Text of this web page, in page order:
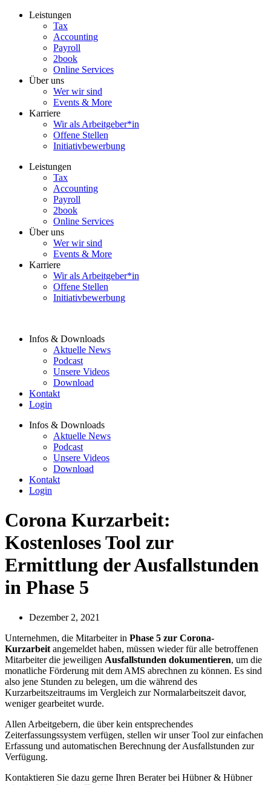
Zum
Leistungen
Tax
Accounting
Payroll
2book
Online Services
Über uns
Wer wir sind
Events & More
Karriere
Wir als Arbeitgeber*in
Offene Stellen
Initiativbewerbung
Leistungen
Tax
Accounting
Payroll
2book
Online Services
Über uns
Wer wir sind
Events & More
Karriere
Wir als Arbeitgeber*in
Offene Stellen
Initiativbewerbung
Infos & Downloads
Aktuelle News
Podcast
Unsere Videos
Download
Kontakt
Login
Infos & Downloads
Aktuelle News
Podcast
Unsere Videos
Download
Kontakt
Login
Corona Kurzarbeit:
Kostenloses Tool zur
Ermittlung der Ausfallstunden
in Phase 5
Dezember 2, 2021
Unternehmen, die Mitarbeiter in Phase 5 zur Corona-
Kurzarbeit angemeldet haben, müssen wieder für alle betroffenen
Mitarbeiter die jeweiligen Ausfallstunden dokumentieren, um die
monatliche Förderung mit dem AMS abrechnen zu können. Es sind
also jene Stunden zu belegen, um die während des
Kurzarbeitszeitraums im Vergleich zur Normalarbeitszeit davor,
weniger gearbeitet wurde.
Allen Arbeitgebern, die über kein entsprechendes
Zeiterfassungssystem verfügen, stellen wir unser Tool zur einfachen
Erfassung und automatischen Berechnung der Ausfallstunden zur
Verfügung.
Kontaktieren Sie dazu gerne Ihren Berater bei Hübner & Hübner